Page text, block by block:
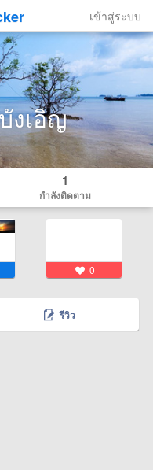
เข้าสู่ระบบ
งเอิญ
1
กำลังติดตาม
0
รีวิว